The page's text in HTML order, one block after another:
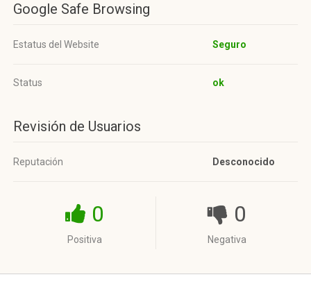
Google Safe Browsing
Estatus del Website Seguro
Status ok
Revisión de Usuarios
Reputación Desconocido
0
Positiva
0
Negativa